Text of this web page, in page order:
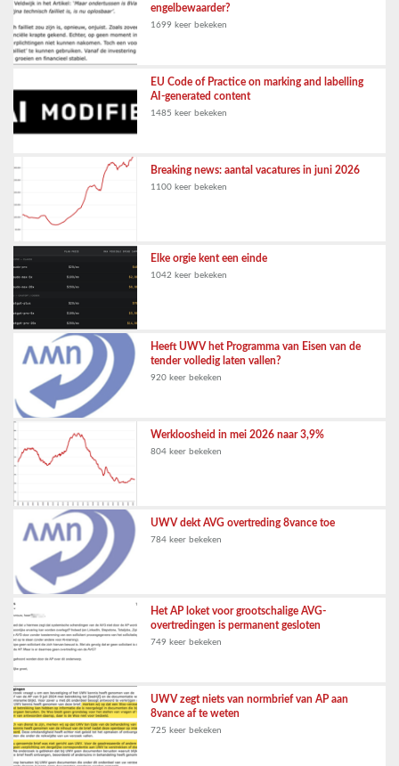
engelbewaarder?
1699 keer bekeken
EU Code of Practice on marking and labelling
AI-generated content
1485 keer bekeken
Breaking news: aantal vacatures in juni 2026
1100 keer bekeken
Elke orgie kent een einde
1042 keer bekeken
Heeft UWV het Programma van Eisen van de
tender volledig laten vallen?
920 keer bekeken
Werkloosheid in mei 2026 naar 3,9%
804 keer bekeken
UWV dekt AVG overtreding 8vance toe
784 keer bekeken
Het AP loket voor grootschalige AVG-
overtredingen is permanent gesloten
749 keer bekeken
UWV zegt niets van normbrief van AP aan
8vance af te weten
725 keer bekeken